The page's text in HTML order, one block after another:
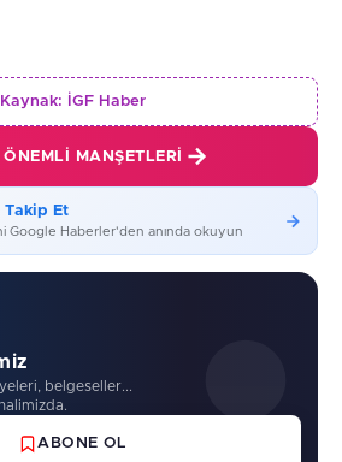
Kaynak: İGF Haber
MANŞETLERI
Takip Et
Google Haberler'den anında okuyun
belgeseller...
ABONE OL